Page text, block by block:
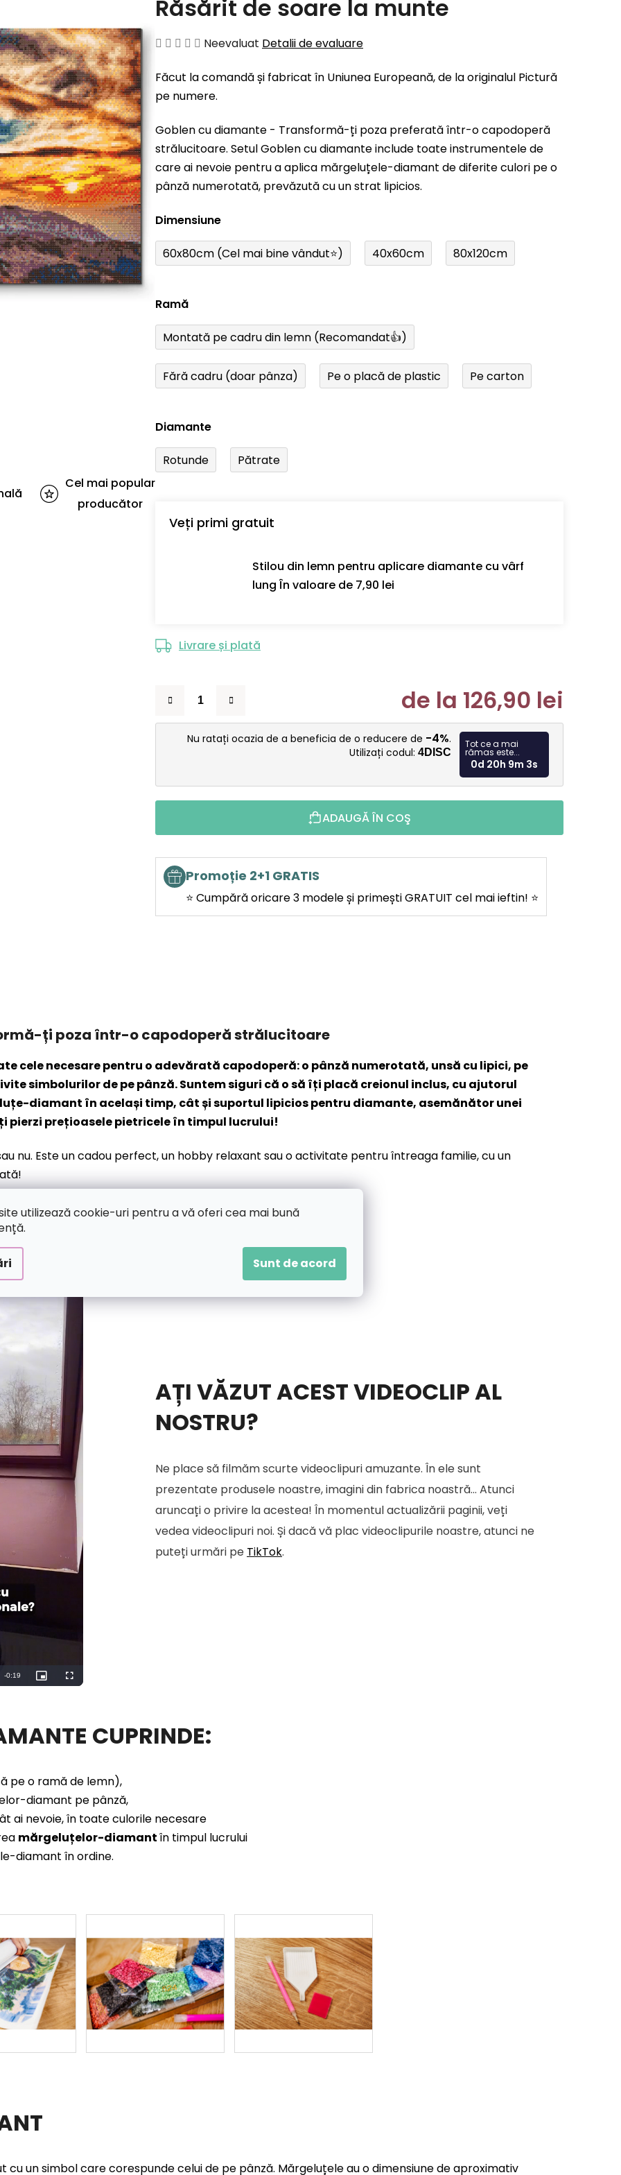
utilizează cookie-uri pentru a vă oferi cea mai bună
Sunt de acord
Răsărit de soare la munte
Evaluarea
a
produsului
0,0
din
5
stele.
Neevaluat Detalii de evaluare
Făcut la comandă și fabricat în Uniunea Europeană, de la originalul Pictură
pe numere.
Goblen cu diamante - Transformă-ți poza preferată într-o capodoperă
strălucitoare. SetulGoblen cu diamante include toate instrumentele de
care ai nevoie pentru a aplica mărgeluțele-diamant de diferite culori pe o
pânză numerotată, prevăzută cu un strat lipicios.
Dimensiune
60x80cm (Cel mai bine vândut⭐) 40x60cm 80x120cm
Ramă
Montată pe cadru din lemn (Recomandat👍)
Fără cadru (doar pânza) Pe o placă de plastic Pe carton
Diamante
Rotunde Pătrate
Veți primi gratuit
Stilou din lemn pentru aplicare diamante cu vârf
lung În valoare de 7,90 lei
Livrare și plată
de la 126,90 lei
Evaluare
Nu ratați ocazia de a beneficia de o reducere de -4%.
Utilizați codul: 4DISC
Tot ce a mai
rămas este...
0d 20h 9m 2s
ADAUGĂ ÎN COŞ
Promoție 2+1 GRATIS
⭐ Cumpără oricare 3 modele și primești GRATUIT cel mai ieftin! ⭐
Cel mai popular
producător
ți poza într-o capodoperă strălucitoare
cele necesare pentru o adevărată capodoperă: o pânză numerotată, unsă cu lipici, pe
simbolurilor de pe pânză. Suntem siguri că o să îți placă creionul inclus, cu ajutorul
diamant în același timp, cât și suportul lipicios pentru diamante, asemănător unei
pierzi prețioasele pietricele în timpul lucrului!
nu. Este un cadou perfect, un hobby relaxant sau o activitate pentru întreaga familie, cu un
AȚI VĂZUT ACEST VIDEOCLIP AL
NOSTRU?
Ne place să filmăm scurte videoclipuri amuzante. În ele sunt
prezentate produsele noastre, imagini din fabrica noastră... Atunci
aruncați o privire la acestea! În momentul actualizării paginii, veți
vedea videoclipuri noi. Și dacă vă plac videoclipurile noastre, atunci ne
puteți urmări pe TikTok.
CUPRINDE:
pe o ramă de lemn),
diamant pe pânză,
ai nevoie, în toate culorile necesare
mărgeluțelor-diamantîn timpul lucrului
diamant în ordine.
un simbol care corespunde celui de pe pânză. Mărgeluțele au o dimensiune de aproximativ